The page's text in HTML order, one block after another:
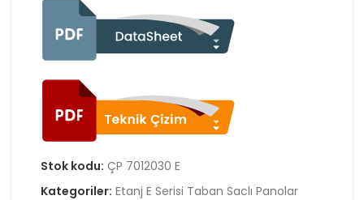
Stok kodu: ÇP 7012030 E
Kategoriler: Etanj E Serisi Taban Saclı Panolar